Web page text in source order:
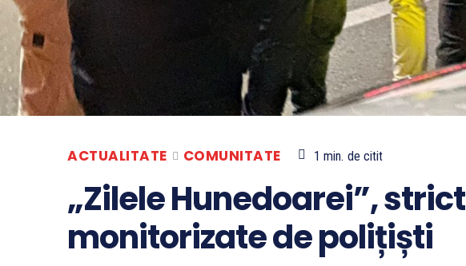
ACTUALITATE COMUNITATE 1 min. de citit
„Zilele Hunedoarei”, strict
monitorizate de polițiști